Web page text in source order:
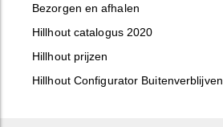
Bezorgen en afhalen
Hillhout catalogus 2020
Hillhout prijzen
Hillhout Configurator Buitenverblijven